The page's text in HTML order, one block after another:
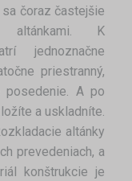
čoraz častejšie
altánkami. K
jednoznačne
priestranný,
A po
a uskladníte.
altánky
prevedeniach, a
konštrukcie je